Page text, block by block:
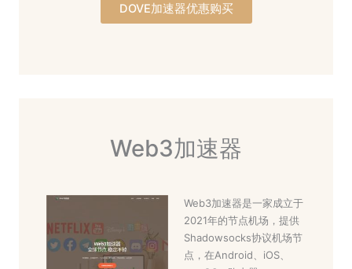
DOVE加速器优惠购买
Web3加速器
Web3加速器是一家成立于
2021年的节点机场，提供
Shadowsocks协议机场节
点，在Android、iOS、